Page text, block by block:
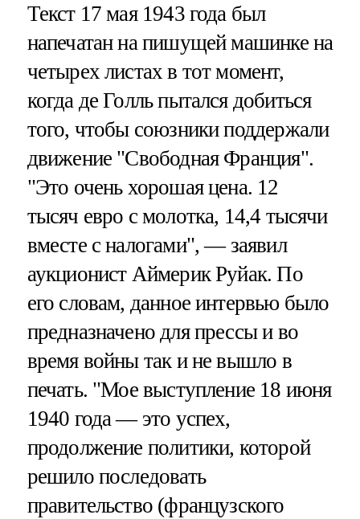
Текст 17 мая 1943 года был
напечатан на пишущей машинке на
четырех листах в тот момент,
когда де Голль пытался добиться
того, чтобы союзники поддержали
движение "Свободная Франция".
"Это очень хорошая цена. 12
тысяч евро с молотка, 14,4 тысячи
вместе с налогами", — заявил
аукционист Аймерик Руйак. По
его словам, данное интервью было
предназначено для прессы и во
время войны так и не вышло в
печать. "Мое выступление 18 июня
1940 года — это успех,
продолжение политики, которой
решило последовать
правительство (французского